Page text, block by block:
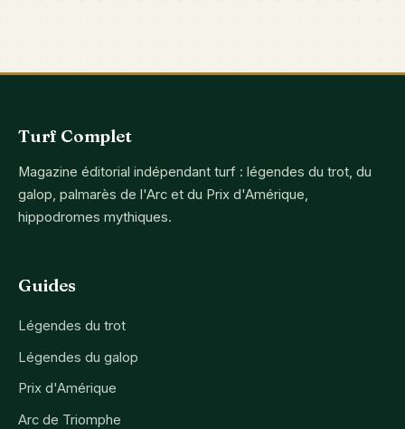
Turf Complet
Magazine éditorial indépendant turf : légendes du trot, du
galop, palmarès de l'Arc et du Prix d'Amérique,
hippodromes mythiques.
Guides
Légendes du trot
Légendes du galop
Prix d'Amérique
Arc de Triomphe